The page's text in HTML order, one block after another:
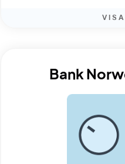
VISA
Bank